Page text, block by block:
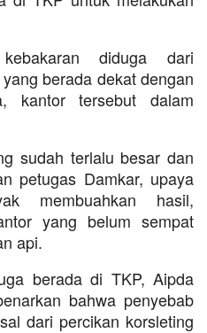
diduga dari
berada dekat dengan
kantor tersebut dalam
sudah terlalu besar dan
petugas Damkar, upaya
membuahkan hasil,
yang belum sempat
api.
berada di TKP, Aipda
bahwa penyebab
dari percikan korsleting